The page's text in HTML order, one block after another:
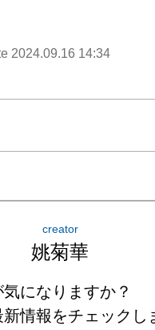
2024.09.16 14:34
creator
姚菊華
気になりますか？
情報をチェックし